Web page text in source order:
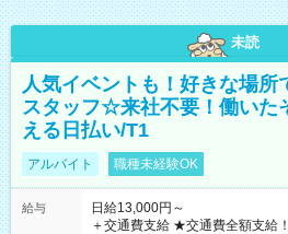
未読
人気イベントも！好きな場所
スタッフ☆来社不要！働いた
える日払い/T1
アルバイト 職種未経験OK
給与
日給13,000円～
＋交通費支給 ★交通費全額支給！ ┗案件により規定あり ★日払